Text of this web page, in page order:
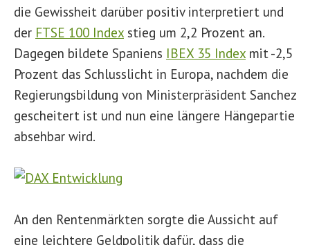
die Gewissheit darüber positiv interpretiert und
der FTSE 100 Index stieg um 2,2 Prozent an.
Dagegen bildete Spaniens IBEX 35 Index mit -2,5
Prozent das Schlusslicht in Europa, nachdem die
Regierungsbildung von Ministerpräsident Sanchez
gescheitert ist und nun eine längere Hängepartie
absehbar wird.
An den Rentenmärkten sorgte die Aussicht auf
eine leichtere Geldpolitik dafür, dass die